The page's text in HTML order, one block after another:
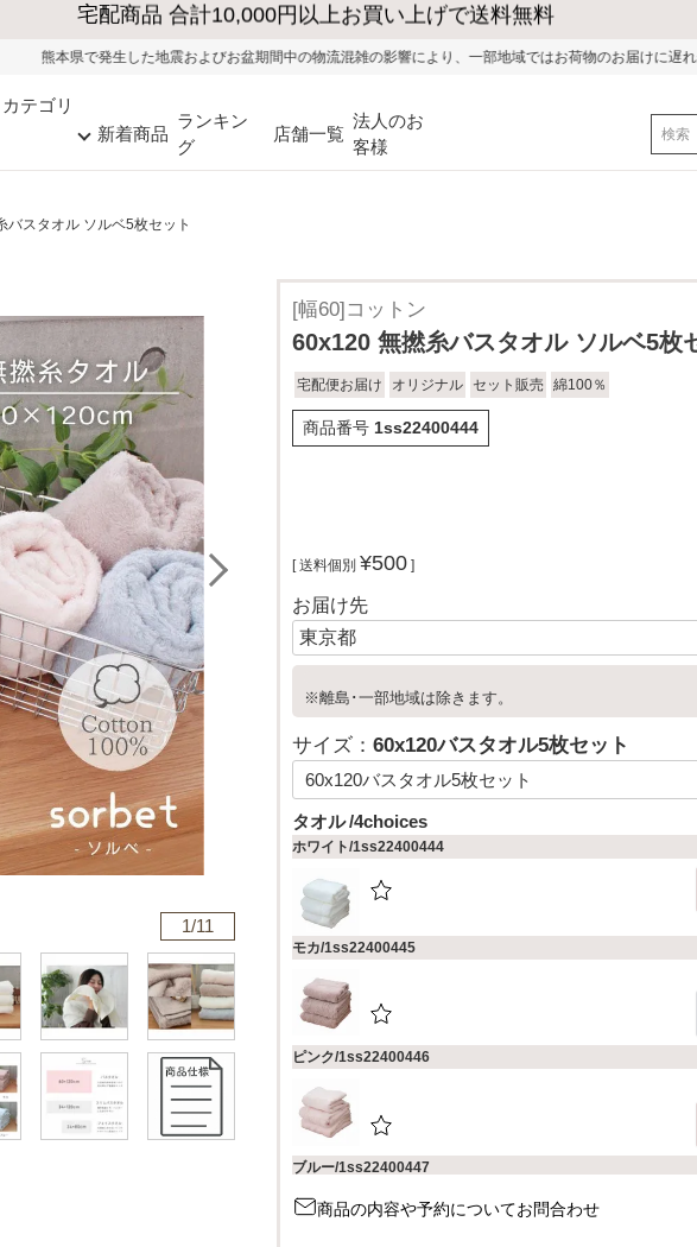
大型家具の送料・設置無料（※当社エリア）
びお盆期間中の物流混雑の影響により、一部地域ではお荷物のお届けに遅れが生じる可能性がございます
カテゴリ
新着商品
ランキン
グ
店舗一覧
法人のお
客様
バスタオル ソルベ5枚セット
1/11
[幅60]コットン
60x120 無撚糸バスタオル ソルベ5枚
宅配便お届け オリジナル セット販売 綿100％
商品番号 1ss22400444
送料個別 ¥500
お届け先
※離島･一部地域は除きます。
サイズ： 60x120バスタオル5枚セット
タオル 4choices
ホワイト/1ss22400444
モカ/1ss22400445
ピンク/1ss22400446
ブルー/1ss22400447
商品の内容や予約についてお問合わせ